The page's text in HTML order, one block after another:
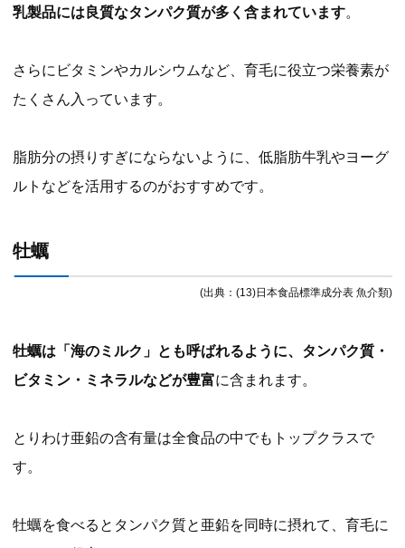
乳製品には良質なタンパク質が多く含まれています。
さらにビタミンやカルシウムなど、育毛に役立つ栄養素が
たくさん入っています。
脂肪分の摂りすぎにならないように、低脂肪牛乳やヨーグ
ルトなどを活用するのがおすすめです。
牡蠣
(出典：(13)日本食品標準成分表 魚介類)
牡蠣は「海のミルク」とも呼ばれるように、タンパク質・
ビタミン・ミネラルなどが豊富に含まれます。
とりわけ亜鉛の含有量は全食品の中でもトップクラスで
す。
牡蠣を食べるとタンパク質と亜鉛を同時に摂れて、育毛に